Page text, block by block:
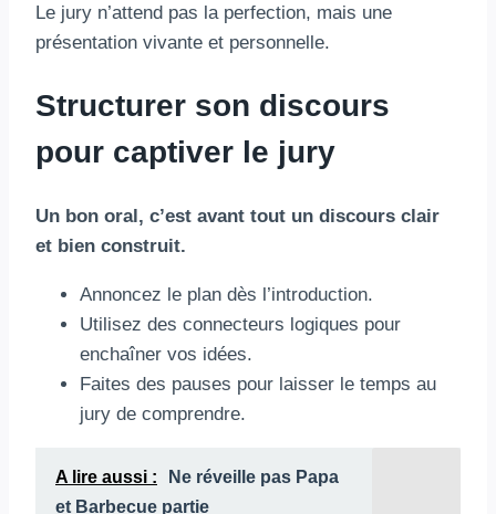
Le jury n’attend pas la perfection, mais une
présentation vivante et personnelle.
Structurer son discours
pour captiver le jury
Un bon oral, c’est avant tout un discours clair
et bien construit.
Annoncez le plan dès l’introduction.
Utilisez des connecteurs logiques pour
enchaîner vos idées.
Faites des pauses pour laisser le temps au
jury de comprendre.
A lire aussi :
Ne réveille pas Papa
et Barbecue partie